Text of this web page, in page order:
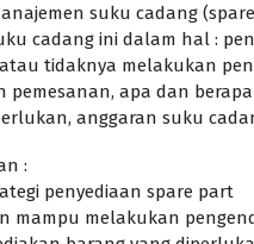
suku cadang
cadang ini dalam hal :
tidaknya melakukan
pemesanan, apa dan
anggaran suku
:
penyediaan spare part
mampu melakukan